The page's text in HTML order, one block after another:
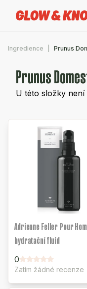
Ingredience Prunus
Prunus
U této složky není
Adrienne Feller Pour
hydratační fluid
0
Zatím žádné recenze